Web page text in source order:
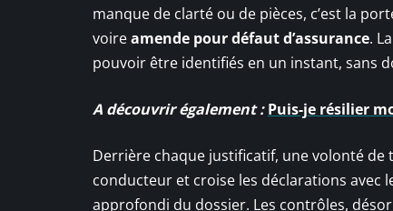
manque de clarté ou de pièces, c’est la
voireamende pour défaut d’assurance.
pouvoir être identifiés en un instant, sans
A découvrir également : Puis-je résilier
Derrière chaque justificatif, une volonté de
conducteur et croise les déclarations avec
approfondi du dossier. Les contrôles,